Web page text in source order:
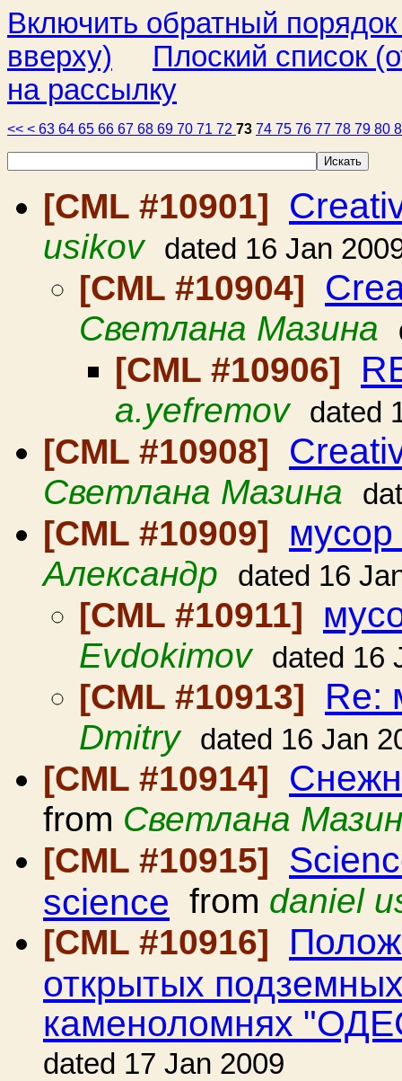
Включить обратный
вверху)
Плоский список
на рассылку
<< < 63 64 65 66 67 68 69 70 71 72 73 74 75 76 77 78 79 80
[CML #10901]
usikov dated 16 Jan
[CML #10904]
Светлана Мазина
[CML #10906]
a.yefremov dated
[CML #10908]
Светлана Мазина
[CML #10909]
Александр dated 16
[CML #10911]
Evdokimov dated 16
[CML #10913] Re:
Dmitry dated 16 Jan
[CML #10914]
from Светлана
[CML #10915]
science from daniel
[CML #10916]
открытых
каменоломнях
dated 17 Jan 2009